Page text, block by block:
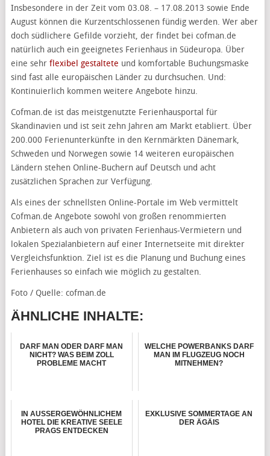
Insbesondere in der Zeit vom 03.08. – 17.08.2013 sowie Ende
August können die Kurzentschlossenen fündig werden. Wer aber
doch südlichere Gefilde vorzieht, der findet bei cofman.de
natürlich auch ein geeignetes Ferienhaus in Südeuropa. Über
eine sehr flexibel gestaltete und komfortable Buchungsmaske
sind fast alle europäischen Länder zu durchsuchen. Und:
Kontinuierlich kommen weitere Angebote hinzu.
Cofman.de ist das meistgenutzte Ferienhausportal für
Skandinavien und ist seit zehn Jahren am Markt etabliert. Über
200.000 Ferienunterkünfte in den Kernmärkten Dänemark,
Schweden und Norwegen sowie 14 weiteren europäischen
Ländern stehen Online-Buchern auf Deutsch und acht
zusätzlichen Sprachen zur Verfügung.
Als eines der schnellsten Online-Portale im Web vermittelt
Cofman.de Angebote sowohl von großen renommierten
Anbietern als auch von privaten Ferienhaus-Vermietern und
lokalen Spezialanbietern auf einer Internetseite mit direkter
Vergleichsfunktion. Ziel ist es die Planung und Buchung eines
Ferienhauses so einfach wie möglich zu gestalten.
Foto / Quelle: cofman.de
ÄHNLICHE INHALTE:
DARF MAN ODER DARF MAN
NICHT? WAS BEIM ZOLL
PROBLEME MACHT
WELCHE POWERBANKS DARF
MAN IM FLUGZEUG NOCH
MITNEHMEN?
IN AUSSERGEWÖHNLICHEM
HOTEL DIE KREATIVE SEELE
PRAGS ENTDECKEN
EXKLUSIVE SOMMERTAGE AN
DER ÄGÄIS